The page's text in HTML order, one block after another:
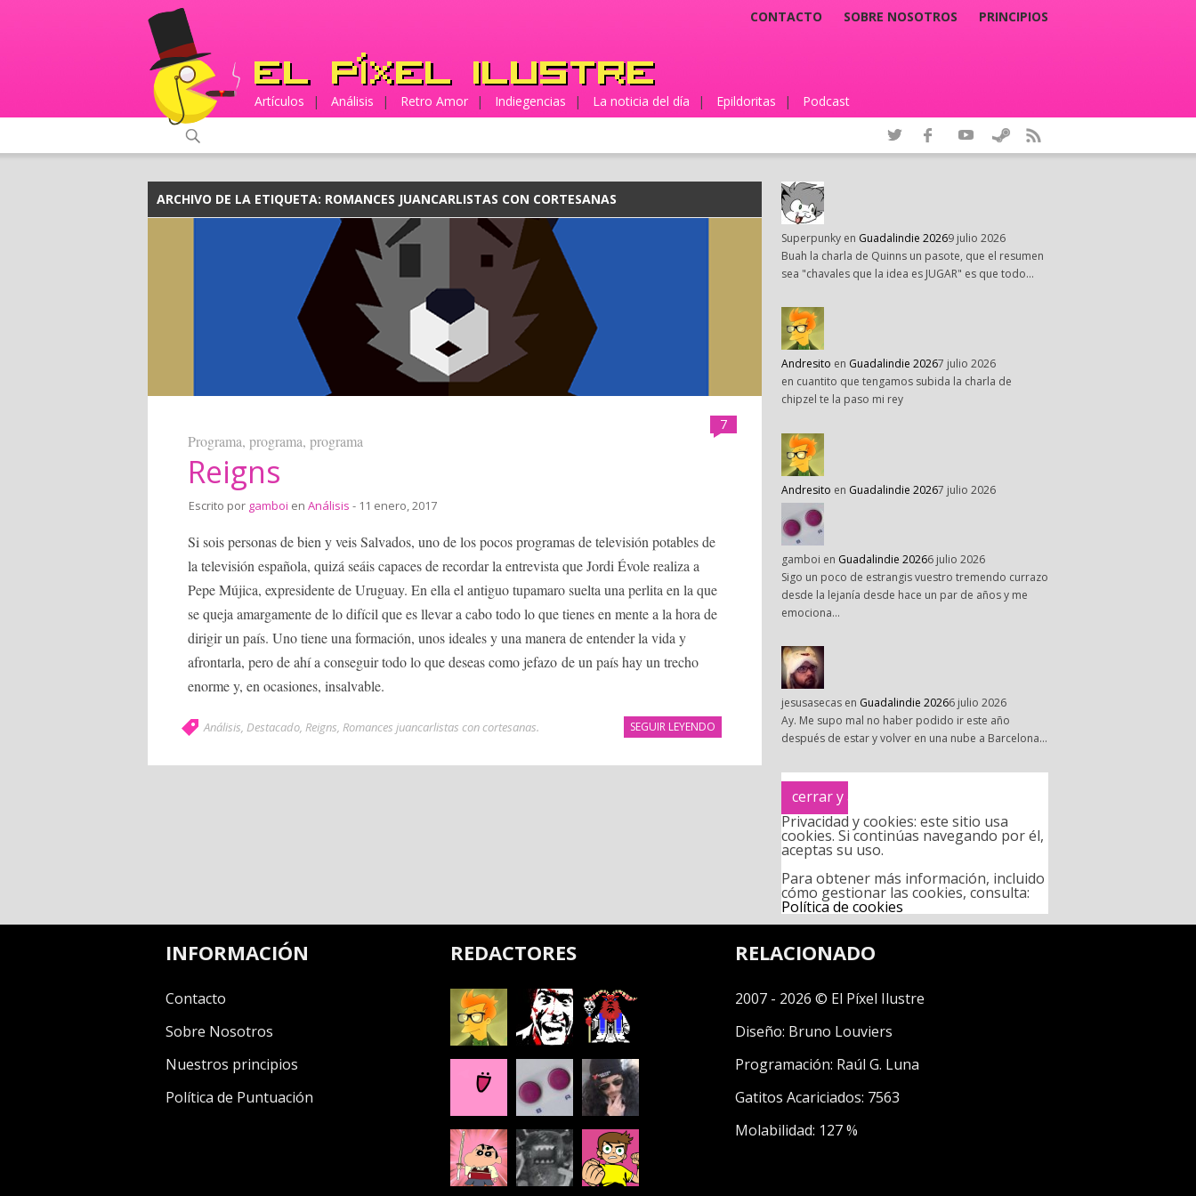
CONTACTO SOBRE NOSOTROS PRINCIPIOS
Artículos | Análisis | Retro Amor | Indiegencias | La noticia del día | Epildoritas | Podcast
ARCHIVO DE LA ETIQUETA: ROMANCES JUANCARLISTAS CON CORTESANAS
7
Programa, programa, programa
Reigns
Escrito por gamboi en Análisis - 11 enero, 2017
Si sois personas de bien y veis Salvados, uno de los pocos programas de televisión potables de
la televisión española, quizá seáis capaces de recordar la entrevista que Jordi Évole realiza a
Pepe Mújica, expresidente de Uruguay. En ella el antiguo tupamaro suelta una perlita en la que
se queja amargamente de lo difícil que es llevar a cabo todo lo que tienes en mente a la hora de
dirigir un país. Uno tiene una formación, unos ideales y una manera de entender la vida y
afrontarla, pero de ahí a conseguir todo lo que deseas como jefazo de un país hay un trecho
enorme y, en ocasiones, insalvable.
SEGUIR LEYENDO
Análisis, Destacado, Reigns, Romances juancarlistas con cortesanas.
Superpunky en Guadalindie 20269 julio 2026
Buah la charla de Quinns un pasote, que el resumen
sea "chavales que la idea es JUGAR" es que todo…
Andresito en Guadalindie 20267 julio 2026
en cuantito que tengamos subida la charla de
chipzel te la paso mi rey
Andresito en Guadalindie 20267 julio 2026
gamboi en Guadalindie 20266 julio 2026
Sigo un poco de estrangis vuestro tremendo currazo
desde la lejanía desde hace un par de años y me
emociona…
jesusasecas en Guadalindie 20266 julio 2026
Ay. Me supo mal no haber podido ir este año
después de estar y volver en una nube a Barcelona…
Privacidad y cookies: este sitio usa
cookies. Si continúas navegando por él,
aceptas su uso.
Para obtener más información, incluido
cómo gestionar las cookies, consulta:
Política de cookies
INFORMACIÓN
Contacto
Sobre Nosotros
Nuestros principios
Política de Puntuación
REDACTORES RELACIONADO
2007 - 2026 © El Píxel Ilustre
Diseño: Bruno Louviers
Programación: Raúl G. Luna
Gatitos Acariciados: 7563
Molabilidad: 127 %